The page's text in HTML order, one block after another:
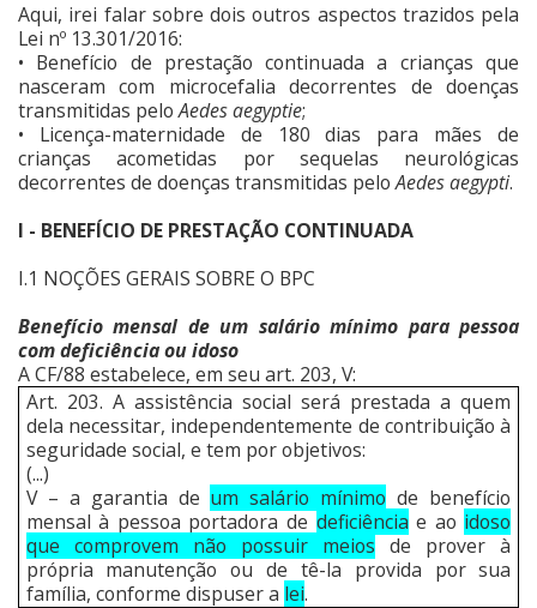
Aqui, irei falar sobre dois outros aspectos trazidos pela
Lei nº 13.301/2016:
• Benefício de prestação continuada a crianças que
nasceram com microcefalia decorrentes de doenças
transmitidas peloAedes aegyptie;
• Licença-maternidade de 180 dias para mães de
crianças acometidas por sequelas neurológicas
decorrentes de doenças transmitidas peloAedes aegypti.
I - BENEFÍCIO DE PRESTAÇÃO CONTINUADA
I.1 NOÇÕES GERAIS SOBRE O BPC
Benefício mensal de um salário mínimo para pessoa
com deficiência ou idoso
A CF/88 estabelece, em seu art. 203, V:
Art. 203. A assistência social será prestada a quem
dela necessitar, independentemente de contribuição à
seguridade social, e tem por objetivos:
(...)
V – a garantia de um salário mínimo de benefício
mensal à pessoa portadora de deficiência e ao idoso
que comprovem não possuir meios de prover à
própria manutenção ou de tê-la provida por sua
família, conforme dispuser a lei.